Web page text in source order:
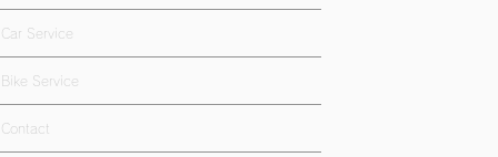
Car Service
Bike Service
Contact